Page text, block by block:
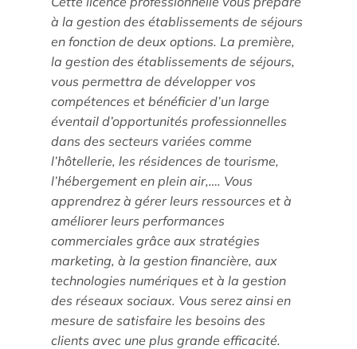
Étude/Stage
Comment candidater ?
Comment candidater ?
Nos recherches et expertises
Laboratoires
à la gestion des établissements de séjours
en fonction de deux options. La première,
la gestion des établissements de séjours,
vous permettra de développer vos
compétences et bénéficier d’un large
éventail d’opportunités professionnelles
dans des secteurs variées comme
l’hôtellerie, les résidences de tourisme,
l’hébergement en plein air,…. Vous
apprendrez à gérer leurs ressources et à
améliorer leurs performances
commerciales grâce aux stratégies
marketing, à la gestion financière, aux
technologies numériques et à la gestion
des réseaux sociaux. Vous serez ainsi en
mesure de satisfaire les besoins des
clients avec une plus grande efficacité.